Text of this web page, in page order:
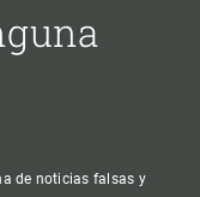
de noticias falsas y